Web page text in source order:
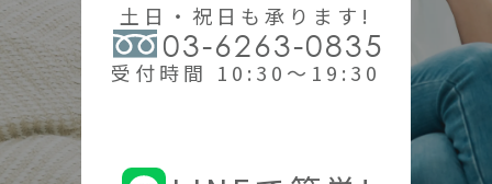
土日・祝日も承ります!
03-6263-0835
受付時間 10:30～19:30